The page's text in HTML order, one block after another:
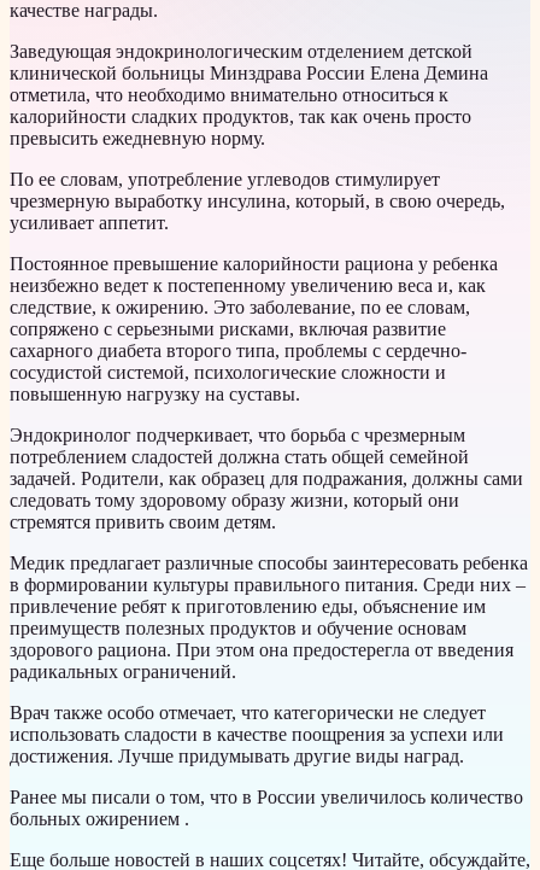
качестве награды.
Заведующая эндокринологическим отделением детской
клинической больницы Минздрава России Елена Демина
отметила, что необходимо внимательно относиться к
калорийности сладких продуктов, так как очень просто
превысить ежедневную норму.
По ее словам, употребление углеводов стимулирует
чрезмерную выработку инсулина, который, в свою очередь,
усиливает аппетит.
Постоянное превышение калорийности рациона у ребенка
неизбежно ведет к постепенному увеличению веса и, как
следствие, к ожирению. Это заболевание, по ее словам,
сопряжено с серьезными рисками, включая развитие
сахарного диабета второго типа, проблемы с сердечно-
сосудистой системой, психологические сложности и
повышенную нагрузку на суставы.
Эндокринолог подчеркивает, что борьба с чрезмерным
потреблением сладостей должна стать общей семейной
задачей. Родители, как образец для подражания, должны сами
следовать тому здоровому образу жизни, который они
стремятся привить своим детям.
Медик предлагает различные способы заинтересовать ребенка
в формировании культуры правильного питания. Среди них –
привлечение ребят к приготовлению еды, объяснение им
преимуществ полезных продуктов и обучение основам
здорового рациона. При этом она предостерегла от введения
радикальных ограничений.
Врач также особо отмечает, что категорически не следует
использовать сладости в качестве поощрения за успехи или
достижения. Лучше придумывать другие виды наград.
Ранее мы писали о том, что в России увеличилось количество
больных ожирением .
Еще больше новостей в наших соцсетях! Читайте, обсуждайте,